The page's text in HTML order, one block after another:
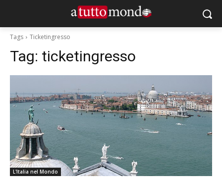
Tags Ticketingresso
Tag: ticketingresso
L'Italia nel Mondo